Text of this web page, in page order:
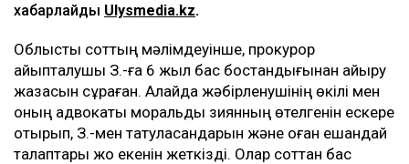
хабарлайды Ulysmedia.kz.
Облыстық соттың мәлімдеуінше, прокурор
айыпталушы З.-ға 6 жыл бас бостандығынан айыру
жазасын сұраған. Алайда жәбірленушінің өкілі мен
оның адвокаты моральдық зиянның өтелгенін ескере
отырып, З.-мен татуласқандарын және оған ешқандай
талаптары жоқ екенін жеткізді. Олар соттан бас